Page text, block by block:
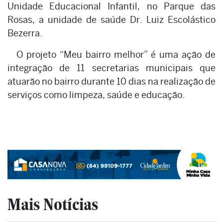
Unidade Educacional Infantil, no Parque das
Rosas, a unidade de saúde Dr. Luiz Escolástico
Bezerra.
O projeto “Meu bairro melhor” é uma ação de
integração de 11 secretarias municipais que
atuarão no bairro durante 10 dias na realização de
serviços como limpeza, saúde e educação.
Mais Notícias